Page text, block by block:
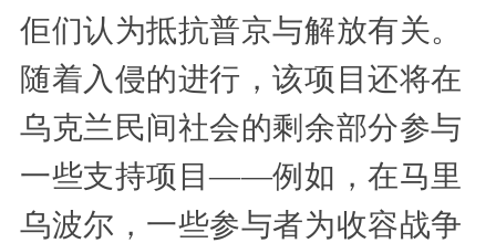
佢们认为抵抗普京与解放有关。
随着入侵的进行，该项目还将在
乌克兰民间社会的剩余部分参与
一些支持项目——例如，在马里
乌波尔，一些参与者为收容战争